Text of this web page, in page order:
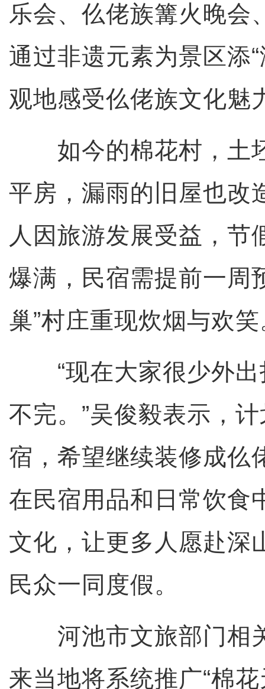
乐会、仫佬族篝火晚会
通过非遗元素为景区添
观地感受仫佬族文化魅
如今的棉花村，土
平房，漏雨的旧屋也改
人因旅游发展受益，节
爆满，民宿需提前一周
巢”村庄重现炊烟与欢
“现在大家很少外出
不完。”吴俊毅表示，
宿，希望继续装修成仫
在民宿用品和日常饮食
文化，让更多人愿赴深
民众一同度假。
河池市文旅部门相
来当地将系统推广“棉